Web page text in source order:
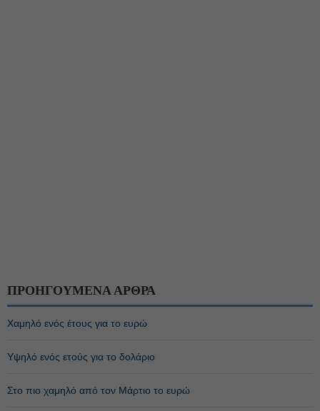
ΠΡΟΗΓΟΥΜΕΝΑ ΑΡΘΡΑ
Χαμηλό ενός έτους για το ευρώ
Υψηλό ενός ετούς για το δολάριο
Στο πιο χαμηλό από τον Μάρτιο το ευρώ